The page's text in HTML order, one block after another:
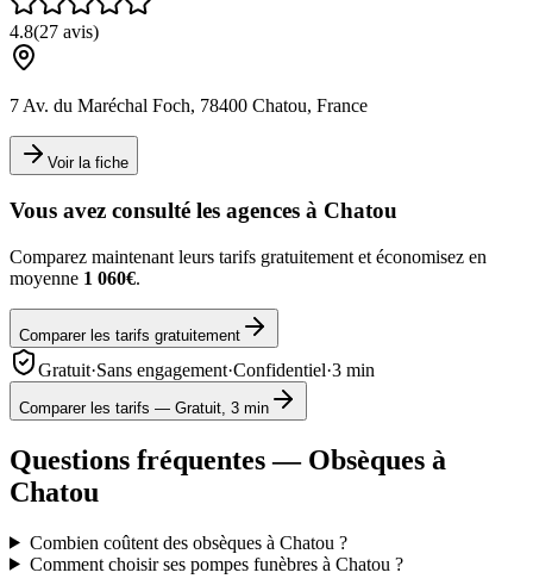
4.8(27 avis)
7 Av. du Maréchal Foch, 78400 Chatou, France
Voir la fiche
Vous avez consulté les agences à Chatou
Comparez maintenant leurs tarifs gratuitement et économisez en
moyenne 1 060€.
Comparer les tarifs gratuitement
Gratuit·Sans engagement·Confidentiel·3 min
Comparer les tarifs — Gratuit, 3 min
Questions fréquentes — Obsèques à
Chatou
Combien coûtent des obsèques à Chatou ?
Comment choisir ses pompes funèbres à Chatou ?